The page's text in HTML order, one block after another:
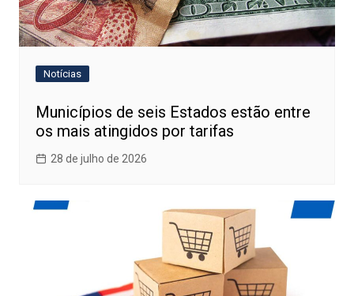
Notícias
Municípios de seis Estados estão entre
os mais atingidos por tarifas
28 de julho de 2026